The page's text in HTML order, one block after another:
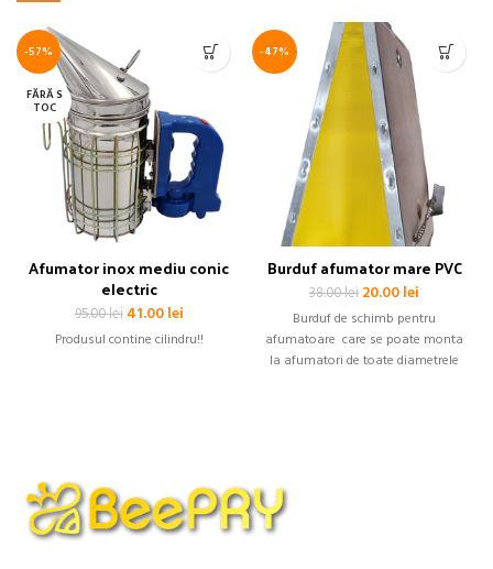
-57%
FĂRĂ S
TOC
Afumator inox mediu conic
electric
95.00lei Prețul
inițial
41.00leiPrețul
curent
Produsul contine cilindru!!
-47%
Burduf afumator mare PVC
38.00lei Prețul
inițial
a
fost:
38.00 lei.
20.00lei
curent
este:
20.00 lei.
Burduf de schimb pentru
afumatoare care se poate monta
la afumatori de toate diametrele